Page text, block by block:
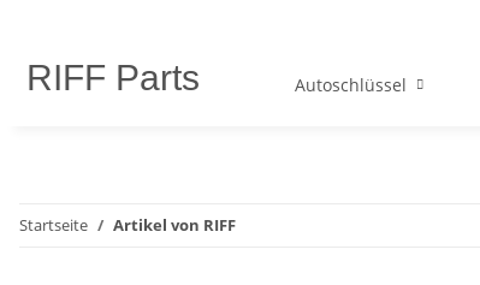
RIFF Parts Autoschlüssel
Startseite Artikel von RIFF